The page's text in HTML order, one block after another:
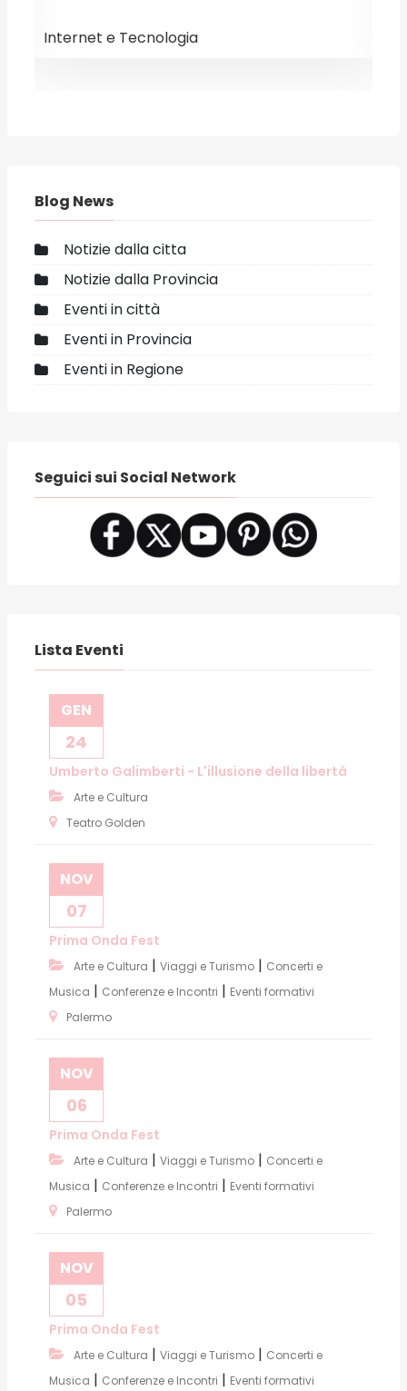
Internet e Tecnologia
Blog News
Notizie dalla citta
Notizie dalla Provincia
Eventi in città
Eventi in Provincia
Eventi in Regione
Seguici sui Social Network
Lista Eventi
GEN
24
Umberto Galimberti - L'illusione della libertà
Arte e Cultura
Teatro Golden
NOV
07
Prima Onda Fest
Arte e Cultura | Viaggi e Turismo | Concerti e
Musica | Conferenze e Incontri | Eventi formativi
Palermo
NOV
06
Prima Onda Fest
Arte e Cultura | Viaggi e Turismo | Concerti e
Musica | Conferenze e Incontri | Eventi formativi
Palermo
NOV
05
Prima Onda Fest
Arte e Cultura | Viaggi e Turismo | Concerti e
Musica | Conferenze e Incontri | Eventi formativi